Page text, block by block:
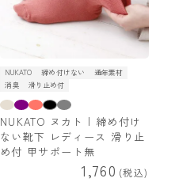
NUKATO 締め付けない
通年素材
消臭
滑り止め付
NUKATO ヌカト | 締め付け
ない靴下 レディース 滑り止
め付 甲サポート無
1,760 税込